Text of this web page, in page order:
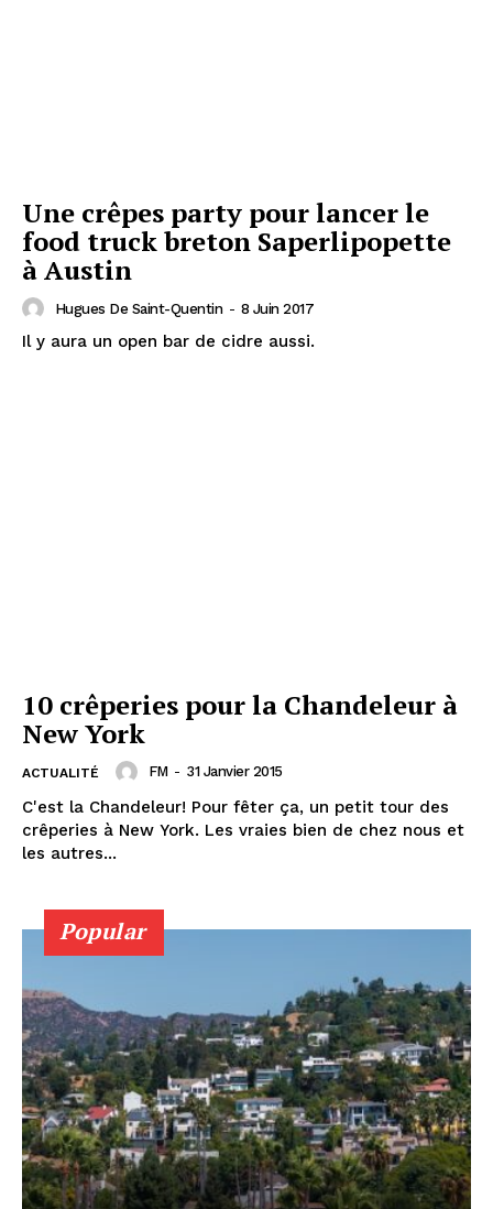
Une crêpes party pour lancer le
food truck breton Saperlipopette
à Austin
Hugues De Saint-Quentin - 8 Juin 2017
Il y aura un open bar de cidre aussi.
10 crêperies pour la Chandeleur à
New York
ACTUALITÉ FM - 31 Janvier 2015
C'est la Chandeleur! Pour fêter ça, un petit tour des
crêperies à New York. Les vraies bien de chez nous et
les autres...
Popular